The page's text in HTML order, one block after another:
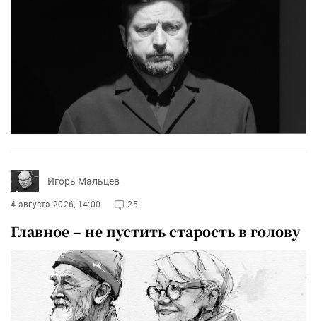
Игорь Мальцев
4 августа 2026, 14:00 25
Главное – не пустить старость в голову